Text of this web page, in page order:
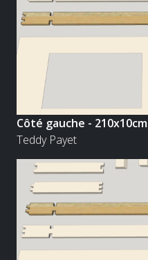
Côté gauche - 210x10cm
Teddy Payet